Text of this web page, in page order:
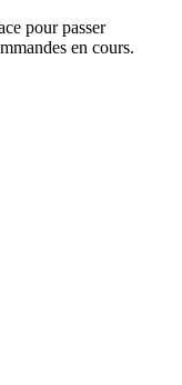
pour passer
en cours.